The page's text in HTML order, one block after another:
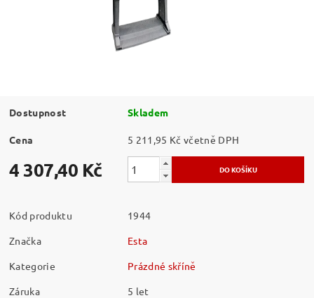
Dostupnost Skladem
Cena 5 211,95 Kč včetně DPH
4 307,40 Kč
Kód produktu
1944
Značka
Esta
Kategorie
Prázdné skříně
Záruka
5 let